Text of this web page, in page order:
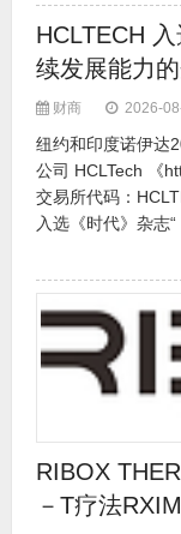
HCLTECH
续发展能力
财商 2026-
纽约和印度诺伊达
公司 HCLTech 《
交易所代码：
入选《时代》杂志“
RIBOX
－T疗法